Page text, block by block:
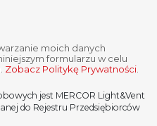
moich danych
formularzu w celu
Zobacz Politykę Prywatności.
jest MERCOR Light&Vent
do Rejestru Przedsiębiorców